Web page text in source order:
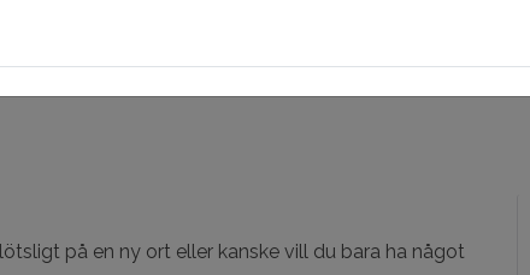
på en ny ort eller kanske vill du bara ha något